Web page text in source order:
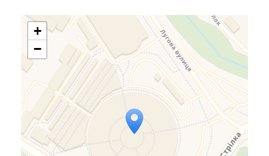
Travelers' Map is loading...
If you see this after your
page is loaded completely,
leafletJS files are missing.
+
−